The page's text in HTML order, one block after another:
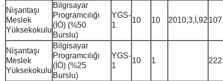
Nişantaşı
Meslek
Yüksekokulu
Bilgisayar
Programcılığı
(İÖ) (%50
Burslu)
YGS-
1
10 10 2010,3,İ,92
Nişantaşı
Meslek
Yüksekokulu
Bilgisayar
Programcılığı
(İÖ) (%25
Burslu)
YGS-
1
10 1